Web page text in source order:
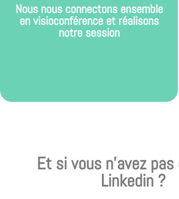
Nous nous connectons ensemble
en visioconférence et réalisons
notre session
Et si vous n’avez
Linkedin ?